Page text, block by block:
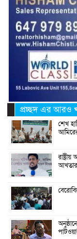
প্রচ্ছদ এর আরও
শেখ